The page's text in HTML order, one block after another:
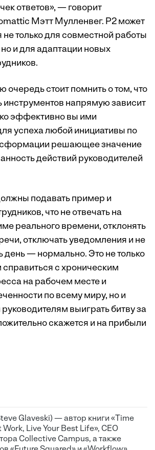
ответов», — говорит
Мэтт Мулленвег. P2 может
не только для совместной работы
и для адаптации новых
очередь стоит помнить о том, что
напрямую зависит
эффективно вы ими
успеха любой инициативы по
решающее значение
действий руководителей
подавать пример и
что не отвечать на
реального времени, отклонять
отключать уведомления и не
день — нормально. Это не только
с хроническим
на рабочем месте и
по всему миру, но и
выиграть битву за
скажется и на прибыли
Glaveski) — автор книги «Time
Work, Live Your Best Life», CEO
Collective Campus, а также